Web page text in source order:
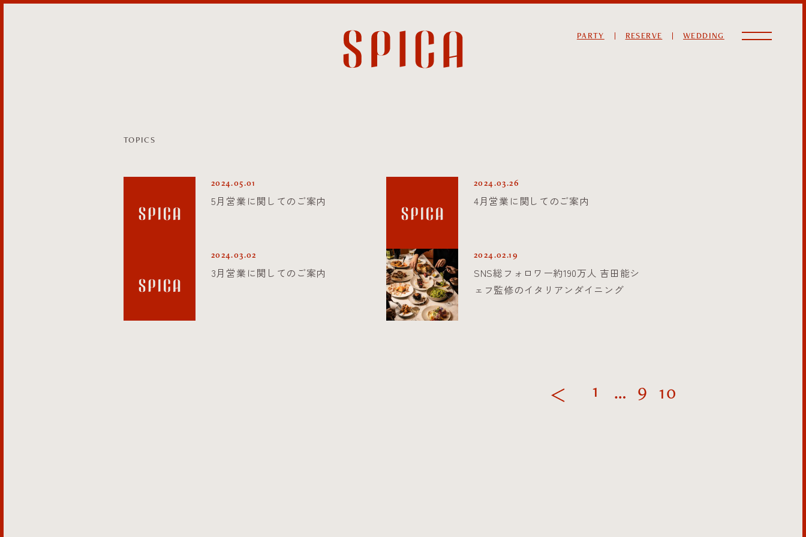
PARTY RESERVE WEDDING
TOPICS
2024.05.01
5月営業に関してのご案内
2024.03.26
4月営業に関してのご案内
2024.03.02
3月営業に関してのご案内
2024.02.19
SNS総フォロワー約190万人 吉田能シ
ェフ監修のイタリアンダイニング
1 … 9 10